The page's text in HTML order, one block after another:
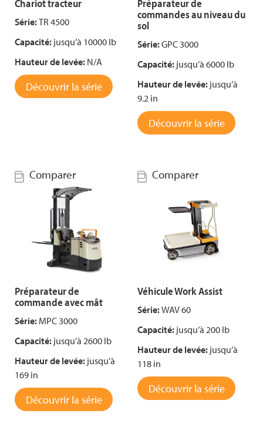
Chariot tracteur
Série:TR 4500
Capacité: jusqu’à 10000 lb
Hauteur de levée: N/A
Découvrir la série
Préparateur de
commandes au niveau du
sol
Série:GPC 3000
Capacité: jusqu’à 6000 lb
Hauteur de levée: jusqu’à
9.2 in
Découvrir la série
Comparer
Préparateur de
commande avec mât
Série: MPC 3000
Capacité: jusqu’à 2600 lb
Hauteur de levée: jusqu’à
169 in
Découvrir la série
Comparer
Véhicule Work Assist
Série:WAV 60
Capacité: jusqu’à 200 lb
Hauteur de levée: jusqu’à
118 in
Découvrir la série